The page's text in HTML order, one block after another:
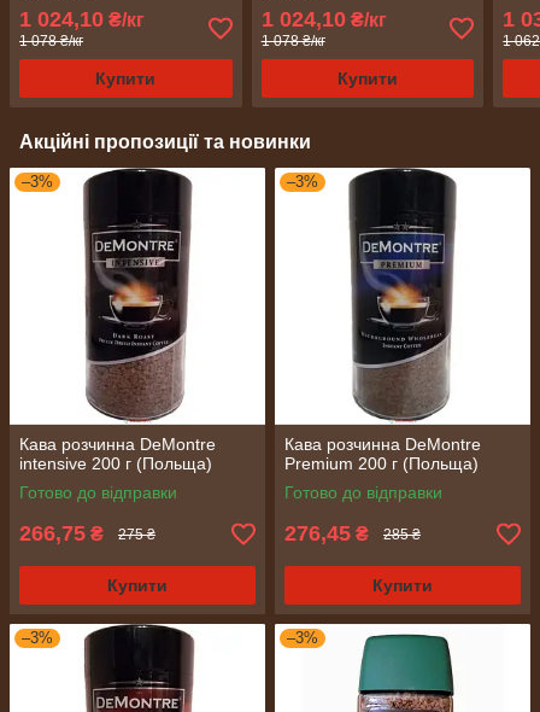
1 024,10 ₴/кг
1 078 ₴/кг
Купити
1 024,10₴/кг
1 078 ₴/кг
Купити
1
1 062
Акційні пропозиції та новинки
–3%
Кава розчинна DeMontre
intensive 200 г (Польща)
Готово до відправки
266,75 ₴ 275 ₴
Купити
–3%
Кава розчинна DeMontre
Premium 200 г (Польща)
Готово до відправки
276,45 ₴ 285 ₴
Купити
–3% –3%